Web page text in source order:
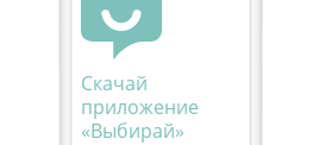
Скачай
приложение
«Выбирай»